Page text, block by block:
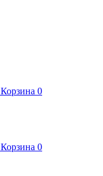
Корзина 0
Корзина 0